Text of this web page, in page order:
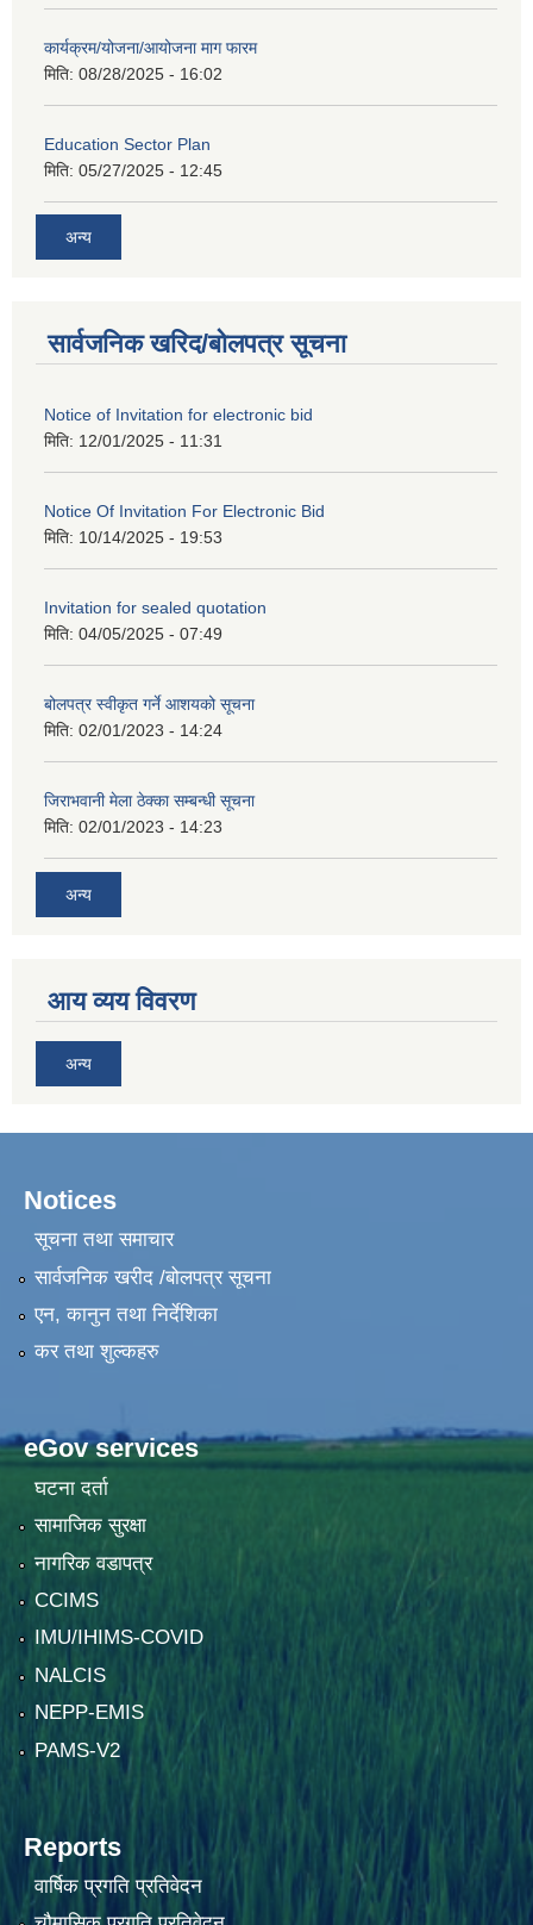
कार्यक्रम/योजना/आयोजना माग फारम
मिति: 08/28/2025 - 16:02
Education Sector Plan
मिति: 05/27/2025 - 12:45
अन्य
सार्वजनिक खरिद/बोलपत्र सूचना
Notice of Invitation for electronic bid
मिति: 12/01/2025 - 11:31
Notice Of Invitation For Electronic Bid
मिति: 10/14/2025 - 19:53
Invitation for sealed quotation
मिति: 04/05/2025 - 07:49
बोलपत्र स्वीकृत गर्ने आशयको सूचना
मिति: 02/01/2023 - 14:24
जिराभवानी मेला ठेक्का सम्बन्धी सूचना
मिति: 02/01/2023 - 14:23
अन्य
आय व्यय विवरण
अन्य
Notices
सूचना तथा समाचार
सार्वजनिक खरीद /बोलपत्र सूचना
एन, कानुन तथा निर्देशिका
कर तथा शुल्कहरु
eGov services
घटना दर्ता
सामाजिक सुरक्षा
नागरिक वडापत्र
CCIMS
IMU/IHIMS-COVID
NALCIS
NEPP-EMIS
PAMS-V2
Reports
वार्षिक प्रगति प्रतिवेदन